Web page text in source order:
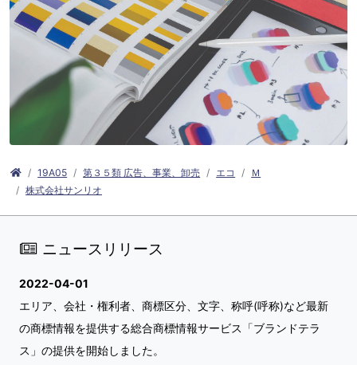
19A05 第３５類 広告、事業、卸売 エコ
Ｍ
株式会社サンリオ
ニュースリリース
2022-04-01
エリア、会社・権利者、商標区分、文字、称呼(呼称)など最新
の商標情報を提供する総合商標情報サービス「ブランドテラ
ス」の提供を開始しました。